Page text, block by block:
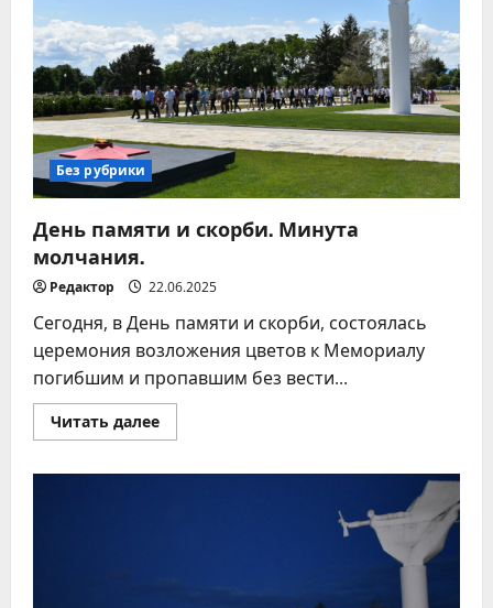
купли-
продажи
земельного
участка
в
электронной
форме
Без рубрики
День памяти и скорби. Минута
молчания.
Редактор 22.06.2025
Сегодня, в День памяти и скорби, состоялась
церемония возложения цветов к Мемориалу
погибшим и пропавшим без вести...
Читать далееПрочитать
больше